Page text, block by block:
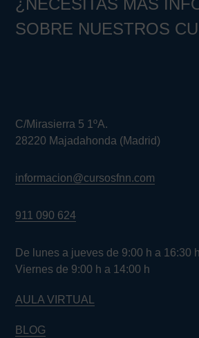
¿NECESITAS MÁS
SOBRE NUESTROS
C/Mirasierra 5 1ºA.
28220 Majadahonda (Madrid)
informacion@cursosfnn.com
911 090 624
De lunes a jueves de 9:00 h a 16:30 h
Viernes de 9:00 h a 14:00 h
AULA VIRTUAL
BLOG